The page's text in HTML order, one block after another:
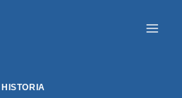
HISTORIA